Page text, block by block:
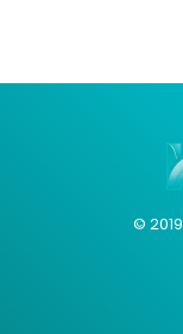
© 2019